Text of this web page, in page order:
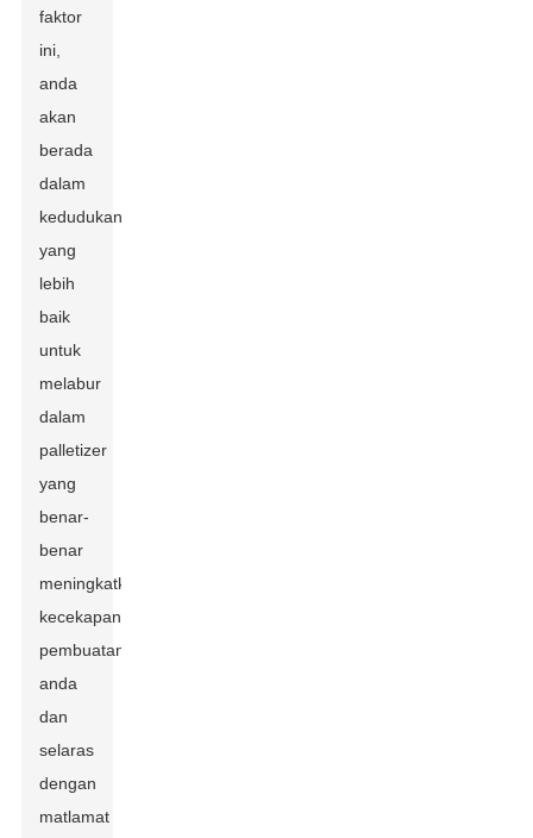
faktor
ini,
anda
akan
berada
dalam
kedudukan
yang
lebih
baik
untuk
melabur
dalam
palletizer
yang
benar-
benar
meningkatkan
kecekapan
pembuatan
anda
dan
selaras
dengan
matlamat